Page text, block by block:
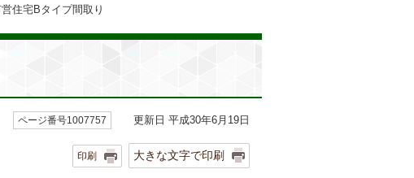
住宅Bタイプ間取り
ページ番号1007757 更新日 平成30年6月19日
印刷 大きな文字で印刷